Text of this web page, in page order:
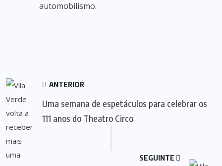
automobilismo.
ANTERIOR
Uma semana de espetáculos para celebrar os
111 anos do Theatro Circo
SEGUINTE